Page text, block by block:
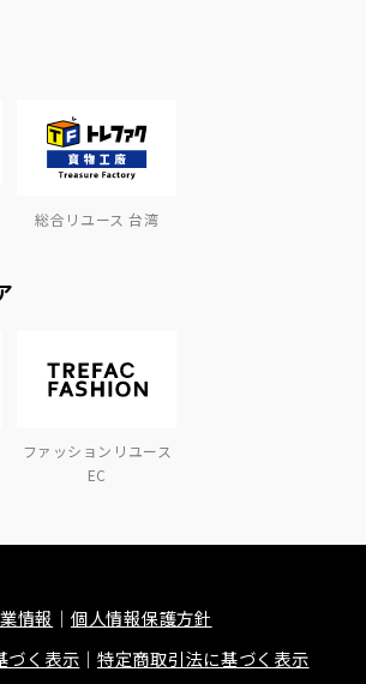
総合リユース 台湾
ファッションリユース
EC
情報
個人情報保護方針
づく表示
特定商取引法に基づく表示